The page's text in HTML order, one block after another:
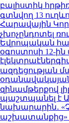
բալիստիկ
գտնվող 13
Հարավային
չխոչընդոտել
Եվրոպական
օգոստոսի 12-
ազդեցության
զինամթերքով
պաշտպանել է
նախարարին․
աշխատանքից»